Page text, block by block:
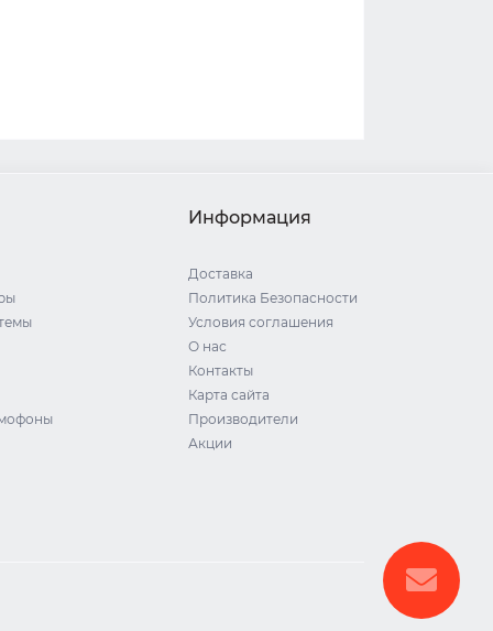
Информация
Доставка
Политика Безопасности
Условия соглашения
О нас
Контакты
Карта сайта
Производители
Акции